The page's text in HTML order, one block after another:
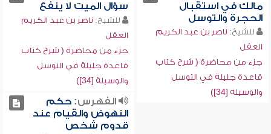
مالك في استقبال
الحجرة والتوسل
للشيخ: ناصر بن عبد الكريم
العقل
جزء من محاضرة ( شرح كتاب
قاعدة جليلة في التوسل
والوسيلة [34])
سؤال الميت لا ينفع
للشيخ: ناصر بن عبد الكريم
العقل
جزء من محاضرة ( شرح كتاب
قاعدة جليلة في التوسل
والوسيلة [34])
الفهرس:حكم
النهوض والقيام عند
قدوم شخص